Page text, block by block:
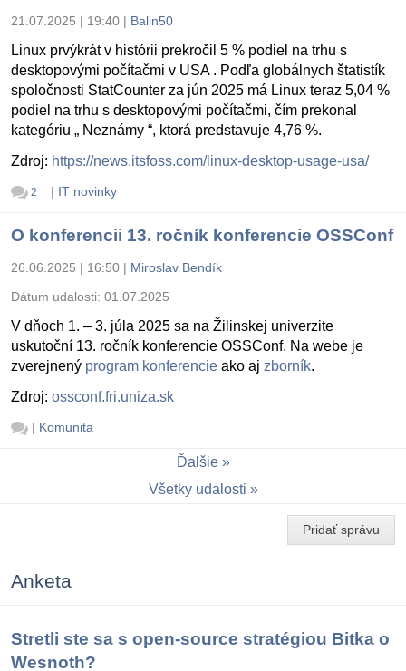
21.07.2025 | 19:40 | Balin50
Linux prvýkrát v histórii prekročil 5 % podiel na trhu s
desktopovými počítačmi v USA . Podľa globálnych štatistík
spoločnosti StatCounter za jún 2025 má Linux teraz 5,04 %
podiel na trhu s desktopovými počítačmi, čím prekonal
kategóriu „ Neznámy “, ktorá predstavuje 4,76 %.
Zdroj: https://news.itsfoss.com/linux-desktop-usage-usa/
2 | IT novinky
O konferencii 13. ročník konferencie OSSConf
26.06.2025 | 16:50 | Miroslav Bendík
Dátum udalosti: 01.07.2025
V dňoch 1. – 3. júla 2025 sa na Žilinskej univerzite
uskutoční 13. ročník konferencie OSSConf. Na webe je
zverejnený program konferencie ako aj zborník.
Zdroj: ossconf.fri.uniza.sk
| Komunita
Ďalšie
Všetky udalosti
Pridať správu
Anketa
Stretli ste sa s open-source stratégiou Bitka o
Wesnoth?